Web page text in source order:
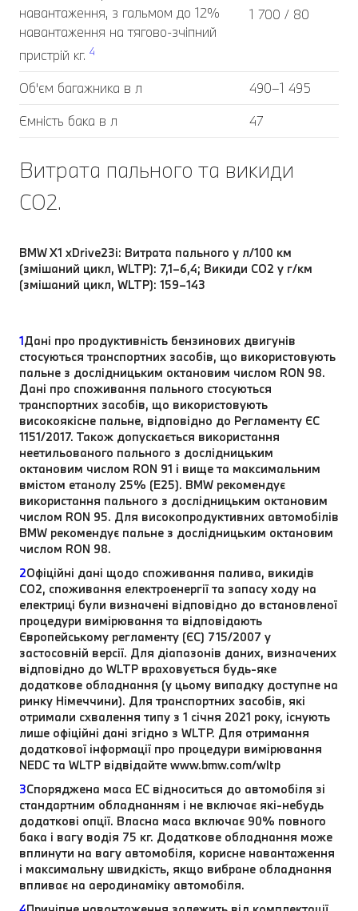
навантаження, з гальмом до 12%
навантаження на тягово-зчіпний
пристрій кг. 4
1 700 / 80
Об'єм багажника в л
490–1 495
Ємність бака в л
47
Витрата пального та викиди
CO2.
BMW X1 xDrive23i: Витрата пального у л/100 км
(змішаний цикл, WLTP): 7,1–6,4; Викиди CO2 у г/км
(змішаний цикл, WLTP): 159–143
1Дані про продуктивність бензинових двигунів
стосуються транспортних засобів, що використовують
пальне з дослідницьким октановим числом RON 98.
Дані про споживання пального стосуються
транспортних засобів, що використовують
високоякісне пальне, відповідно до Регламенту ЄС
1151/2017. Також допускається використання
неетильованого пального з дослідницьким
октановим числом RON 91 і вище та максимальним
вмістом етанолу 25% (E25). BMW рекомендує
використання пального з дослідницьким октановим
числом RON 95. Для високопродуктивних автомобілів
BMW рекомендує пальне з дослідницьким октановим
числом RON 98.
2Офіційні дані щодо споживання палива, викидів
CO2, споживання електроенергії та запасу ходу на
електриці були визначені відповідно до встановленої
процедури вимірювання та відповідають
Європейському регламенту (ЄС) 715/2007 у
застосовній версії. Для діапазонів даних, визначених
відповідно до WLTP враховується будь-яке
додаткове обладнання (у цьому випадку доступне на
ринку Німеччини). Для транспортних засобів, які
отримали схвалення типу з 1 січня 2021 року, існують
лише офіційні дані згідно з WLTP. Для отримання
додаткової інформації про процедури вимірювання
NEDC та WLTP відвідайте www.bmw.com/wltp
3Споряджена маса EC відноситься до автомобіля зі
стандартним обладнанням і не включає які-небудь
додаткові опції. Власна маса включає 90% повного
бака і вагу водія 75 кг. Додаткове обладнання може
вплинути на вагу автомобіля, корисне навантаження
і максимальну швидкість, якщо вибране обладнання
впливає на аеродинаміку автомобіля.